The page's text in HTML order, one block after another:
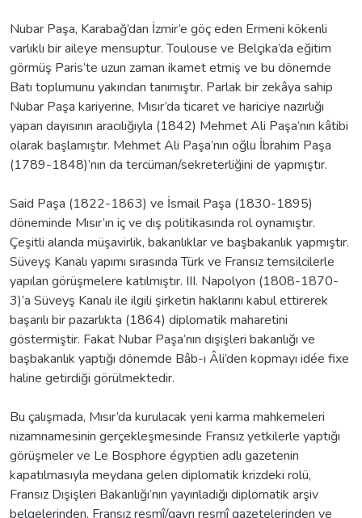
Nubar Paşa, Karabağ’dan İzmir’e göç eden Ermeni kökenli
varlıklı bir aileye mensuptur. Toulouse ve Belçika’da eğitim
görmüş Paris’te uzun zaman ikamet etmiş ve bu dönemde
Batı toplumunu yakından tanımıştır. Parlak bir zekâya sahip
Nubar Paşa kariyerine, Mısır’da ticaret ve hariciye nazırlığı
yapan dayısının aracılığıyla (1842) Mehmet Ali Paşa’nın kâtibi
olarak başlamıştır. Mehmet Ali Paşa’nın oğlu İbrahim Paşa
(1789-1848)’nın da tercüman/sekreterliğini de yapmıştır.
Said Paşa (1822-1863) ve İsmail Paşa (1830-1895)
döneminde Mısır’ın iç ve dış politikasında rol oynamıştır.
Çeşitli alanda müşavirlik, bakanlıklar ve başbakanlık yapmıştır.
Süveyş Kanalı yapımı sırasında Türk ve Fransız temsilcilerle
yapılan görüşmelere katılmıştır. III. Napolyon (1808-1870-
3)’a Süveyş Kanalı ile ilgili şirketin haklarını kabul ettirerek
başarılı bir pazarlıkta (1864) diplomatik maharetini
göstermiştir. Fakat Nubar Paşa’nın dışişleri bakanlığı ve
başbakanlık yaptığı dönemde Bâb-ı Âli’den kopmayı idée fixe
haline getirdiği görülmektedir.
Bu çalışmada, Mısır’da kurulacak yeni karma mahkemeleri
nizamnamesinin gerçekleşmesinde Fransız yetkilerle yaptığı
görüşmeler ve Le Bosphore égyptien adlı gazetenin
kapatılmasıyla meydana gelen diplomatik krizdeki rolü,
Fransız Dışişleri Bakanlığı’nın yayınladığı diplomatik arşiv
belgelerinden, Fransız resmî/gayrı resmî gazetelerinden ve